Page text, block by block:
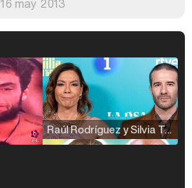
16 may 2013
Raúl Rodríguez y Silvia Taulés nos cuentan su papel en 'La familia de la tele'